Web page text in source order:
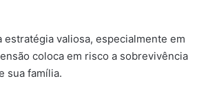
estratégia valiosa, especialmente em
coloca em risco a sobrevivência
sua família.